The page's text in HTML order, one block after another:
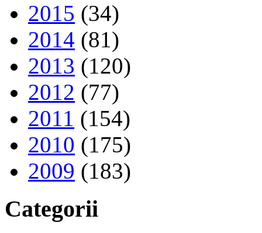
2015 (34)
2014 (81)
2013 (120)
2012 (77)
2011 (154)
2010 (175)
2009 (183)
Categorii